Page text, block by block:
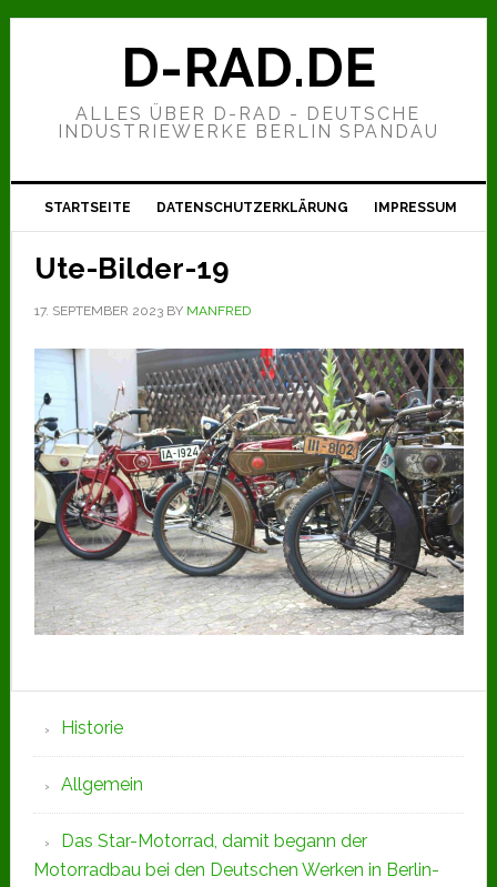
Zur
Hauptnavigation
Zum
Zur
D-RAD.DE
ALLES ÜBER D-RAD - DEUTSCHE
INDUSTRIEWERKE BERLIN SPANDAU
STARTSEITE DATENSCHUTZERKLÄRUNG IMPRESSUM
Ute-Bilder-19
17. SEPTEMBER 2023BY MANFRED
Seitenspalte
Historie
Allgemein
Das Star-Motorrad, damit begann der
Motorradbau bei den Deutschen Werken in Berlin-